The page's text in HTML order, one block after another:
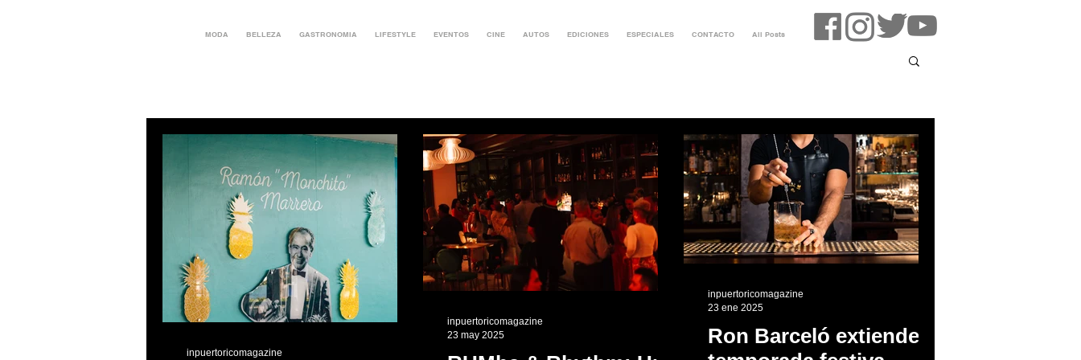
MODA BELLEZA GASTRONOMIA LIFESTYLE EVENTOS CINE AUTOS EDICIONES ESPECIALES CONTACTO All Posts
inpuertoricomagazine
inpuertoricomagazine
23 may 2025
Ron Barceló extiende la
inpuertoricomagazine
23 ene 2025